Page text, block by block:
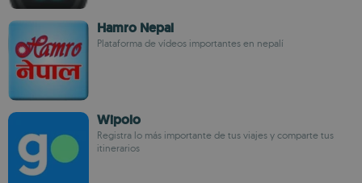
Hamro Nepal
Plataforma de vídeos importantes en nepalí
Wipolo
Registra lo más importante de tus viajes y comparte tus
itinerarios